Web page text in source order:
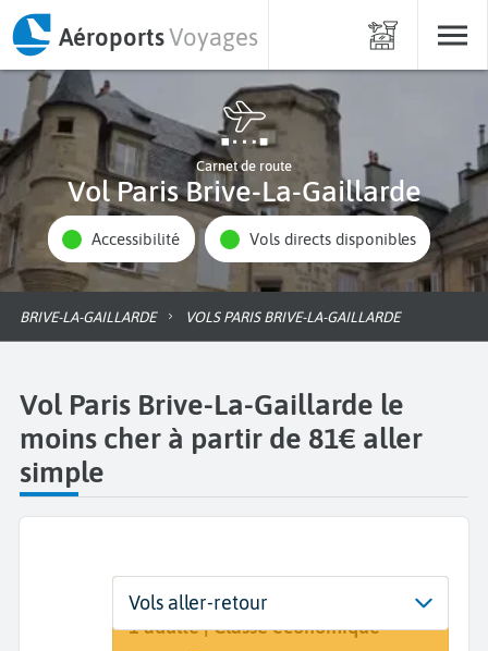
AéroportsVoyages
Carnet de route
Vol Paris Brive-La-Gaillarde
Accessibilité Vols directs disponibles
BRIVE-LA-GAILLARDE VOLS PARIS BRIVE-LA-GAILLARDE
Vol Paris Brive-La-Gaillarde le
moins cher à partir de 81€ aller
simple
Départ
Paris (PAR)
Dates
Dates de votre voyage
Voyageurs | Classe
1 adulte | Classe économique
Vols aller-retour